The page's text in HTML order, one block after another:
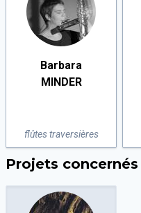
Barbara
MINDER
flûtes traversières
Projets concernés